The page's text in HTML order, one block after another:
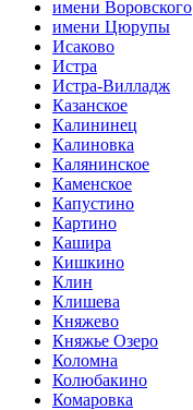
имени Воровского
имени Цюрупы
Исаково
Истра
Истра-Вилладж
Казанское
Калининец
Калиновка
Калянинское
Каменское
Капустино
Картино
Кашира
Кишкино
Клин
Клишева
Княжево
Княжье Озеро
Коломна
Колюбакино
Комаровка